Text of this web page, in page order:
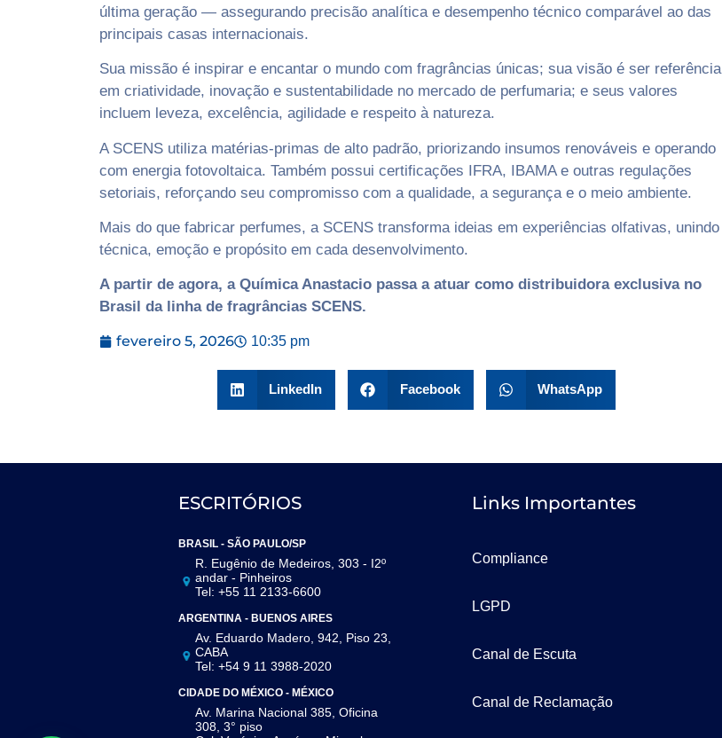
última geração — assegurando precisão analítica e desempenho técnico comparável ao das
principais casas internacionais.
Sua missão é inspirar e encantar o mundo com fragrâncias únicas; sua visão é ser referência
em criatividade, inovação e sustentabilidade no mercado de perfumaria; e seus valores
incluem leveza, excelência, agilidade e respeito à natureza.
A SCENS utiliza matérias-primas de alto padrão, priorizando insumos renováveis e operando
com energia fotovoltaica. Também possui certificações IFRA, IBAMA e outras regulações
setoriais, reforçando seu compromisso com a qualidade, a segurança e o meio ambiente.
Mais do que fabricar perfumes, a SCENS transforma ideias em experiências olfativas, unindo
técnica, emoção e propósito em cada desenvolvimento.
A partir de agora, a Química Anastacio passa a atuar como distribuidora exclusiva no
Brasil da linha de fragrâncias SCENS.
fevereiro 5, 2026 10:35 pm
LinkedIn Facebook WhatsApp
ESCRITÓRIOS
BRASIL - SÃO PAULO/SP
R. Eugênio de Medeiros, 303 - I2º
andar - Pinheiros
Tel: +55 11 2133-6600
ARGENTINA - BUENOS AIRES
Av. Eduardo Madero, 942, Piso 23,
CABA
Tel: +54 9 11 3988-2020
CIDADE DO MÉXICO - MÉXICO
Av. Marina Nacional 385, Oficina
308, 3° piso
Links Importantes
Compliance
LGPD
Canal de Escuta
Canal de Reclamação